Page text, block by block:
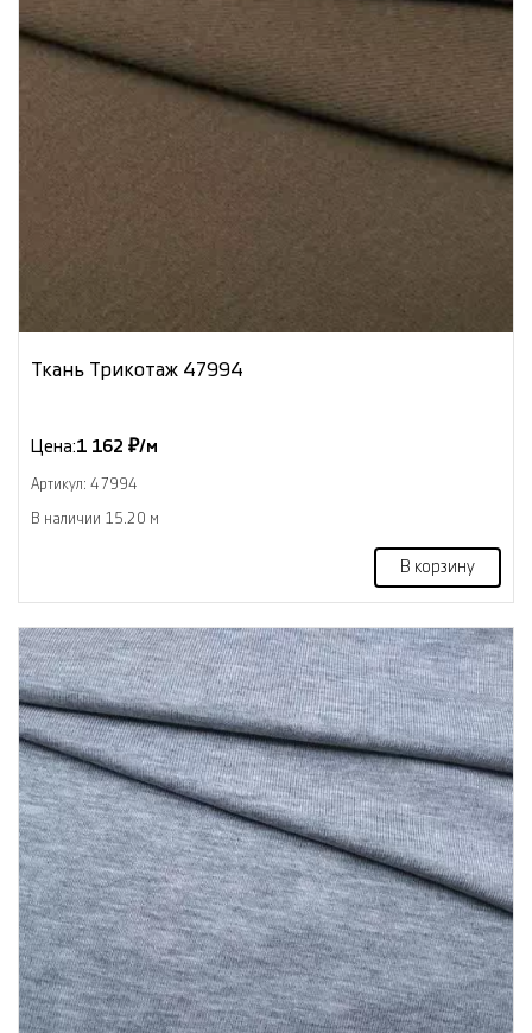
Ткань Трикотаж 47994
Цена:1 162 ₽/м
Артикул: 47994
В наличии 15.20 м
В корзину